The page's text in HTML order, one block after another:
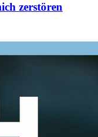
zerstören